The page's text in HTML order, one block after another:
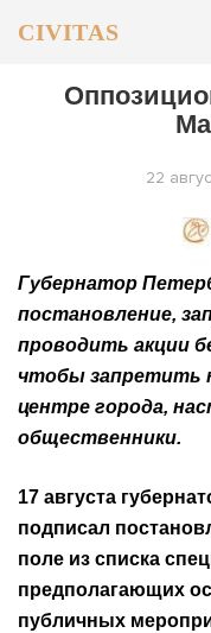
CIVITAS
ОБЩЕСТВО
22
Губернатор
постановление,
проводить акции
чтобы запретить
центре города,
общественники.
17 августа
подписал
поле из списка
предполагающих
публичных